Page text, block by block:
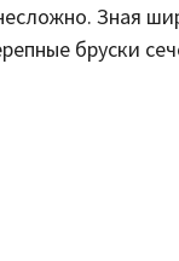
Зная
бруски